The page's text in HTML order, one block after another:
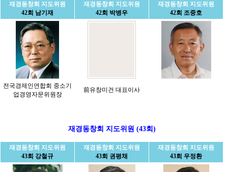
재경동창회 지도위원
42회 남기재
재경동창회 지도위원
42회 박병우
재경동창회 지도위원
42회 조중호
전국경제인연합회 중소기
업경영자문위원장
前유창미건 대표이사
재경동창회 지도위원 (43회)
재경동창회 지도위원
43회 강철규
재경동창회 지도위원
43회 권평채
재경동창회 지도위원
43회 우정환